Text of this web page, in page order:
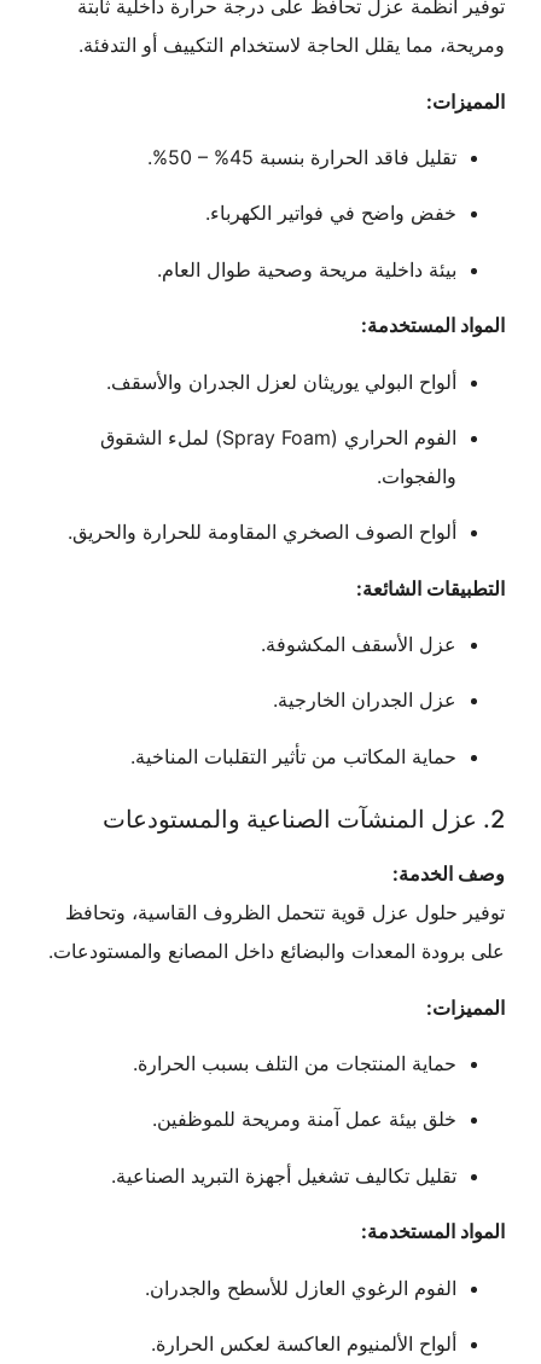
أنظمة عزل تحافظ على درجة حرارة داخلية ثابتة
مما يقلل الحاجة لاستخدام التكييف أو التدفئة.
تقليل فاقد الحرارة بنسبة 45% – 50%.
خفض واضح في فواتير الكهرباء.
بيئة داخلية مريحة وصحية طوال العام.
المستخدمة:
ألواح البولي يوريثان لعزل الجدران والأسقف.
الفوم الحراري (Spray Foam) لملء الشقوق
ألواح الصوف الصخري المقاومة للحرارة والحريق.
الشائعة:
عزل الأسقف المكشوفة.
عزل الجدران الخارجية.
حماية المكاتب من تأثير التقلبات المناخية.
حلول عزل قوية تتحمل الظروف القاسية، وتحافظ
المعدات والبضائع داخل المصانع والمستودعات.
حماية المنتجات من التلف بسبب الحرارة.
خلق بيئة عمل آمنة ومريحة للموظفين.
تقليل تكاليف تشغيل أجهزة التبريد الصناعية.
المستخدمة:
الفوم الرغوي العازل للأسطح والجدران.
ألواح الألمنيوم العاكسة لعكس الحرارة.